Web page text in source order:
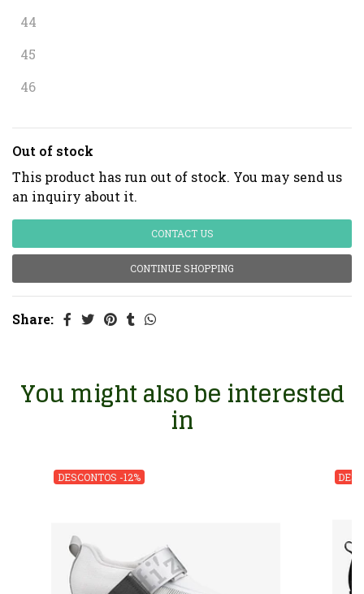
44
45
46
Out of stock
This product has run out of stock. You may send us
an inquiry about it.
CONTACT US
CONTINUE SHOPPING
Share:
You might also be interested
in
DESCONTOS -12%